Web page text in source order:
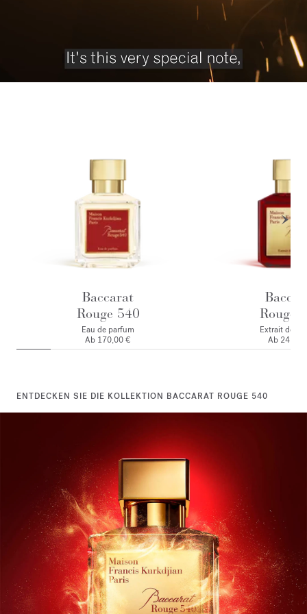
Baccarat
Rouge 540
Eau de parfum
Ab 170,00 €
Rouge
Extrait de
Ab
ENTDECKEN SIE DIE KOLLEKTION BACCARAT ROUGE 540